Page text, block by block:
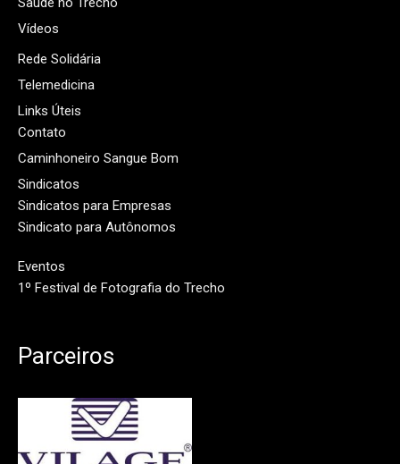
Vídeos
Rede Solidária
Telemedicina
Links Úteis
Contato
Caminhoneiro Sangue Bom
Sindicatos
Sindicatos para Empresas
Sindicato para Autônomos
Eventos
1º Festival de Fotografia do Trecho
Parceiros